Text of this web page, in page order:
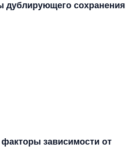
дублирующего сохранения
факторы зависимости от